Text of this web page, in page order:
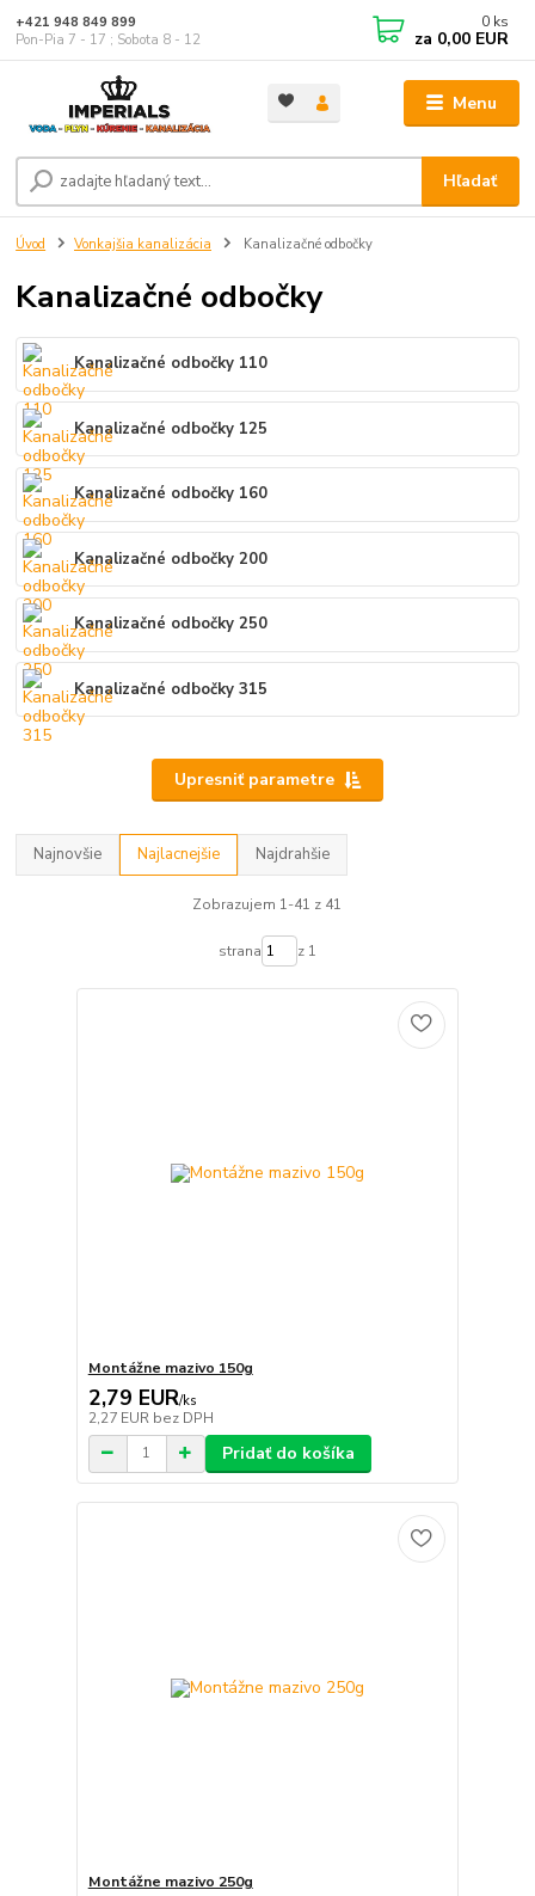
Menu
Hľadať
+421 948 849 899
Pon-Pia 7 - 17 ; Sobota 8 - 12
0 ks
za 0,00 EUR
Úvod Vonkajšia kanalizácia Kanalizačné odbočky
Kanalizačné odbočky
Kanalizačné odbočky 110
Kanalizačné odbočky 125
Kanalizačné odbočky 160
Kanalizačné odbočky 200
Kanalizačné odbočky 250
Kanalizačné odbočky 315
Upresniť parametre
Najnovšie Najlacnejšie Najdrahšie
Zobrazujem 1-41 z 41
strana z 1
Montážne mazivo 150g
2,79 EUR/ks
2,27 EUR bez DPH
Pridať do košíka
Montážne mazivo 250g